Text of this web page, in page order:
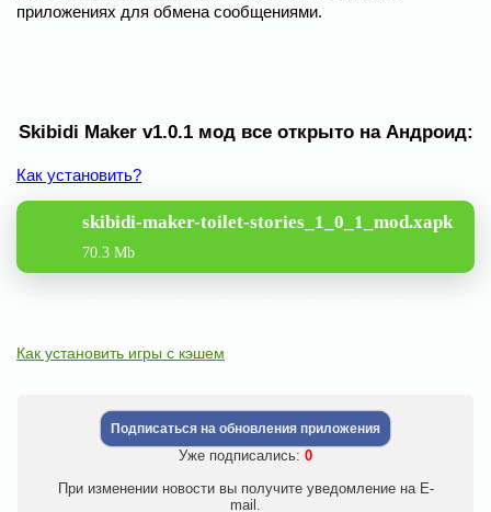
приложениях для обмена сообщениями.
Skibidi Maker v1.0.1 мод все открыто на Андроид:
Как установить?
skibidi-maker-toilet-stories_1_0_1_mod.xapk
70.3 Mb
Как установить игры с кэшем
Подписаться на обновления приложения
Уже подписались: 0
При изменении новости вы получите уведомление на E-
mail.